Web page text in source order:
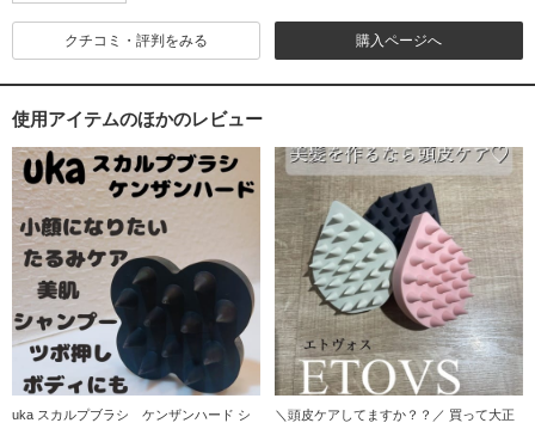
購入ページへ
クチコミ・評判をみる
使用アイテムのほかのレビュー
uka スカルプブラシ ケンザンハード シ ＼頭皮ケアしてますか？？／ 買って大正